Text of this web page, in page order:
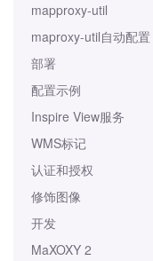
mapproxy-util
maproxy-util自动配置
部署
配置示例
Inspire View服务
WMS标记
认证和授权
修饰图像
开发
MaXOXY 2